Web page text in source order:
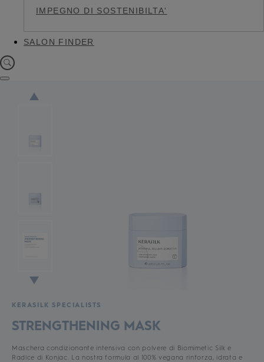
IMPEGNO DI SOSTENIBILTA'
SALON FINDER
KERASILK SPECIALISTS
STRENGTHENING MASK
Maschera condizionante intensiva con polvere di Biomimetic Silk e
Radice di Konjac. La nostra formula al 100% vegana rinforza, idrata e